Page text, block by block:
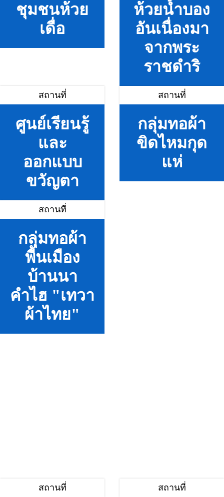
ชุมชนห้วย
เดื่อ
ห้วยน้ำบอง
อันเนื่องมา
จากพระ
ราชดำริ
สถานที่
ศูนย์เรียนรู้
และ
ออกแบบ
ขวัญตา
สถานที่
กลุ่มทอผ้า
ขิดไหมกุด
แห่
สถานที่
กลุ่มทอผ้า
พื้นเมือง
บ้านนา
คำไฮ "เทวา
ผ้าไทย"
สถานที่ สถานที่